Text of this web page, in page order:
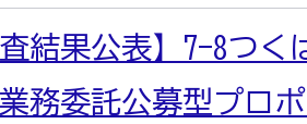
査結果公表】7-8つ
務委託公募型プロ